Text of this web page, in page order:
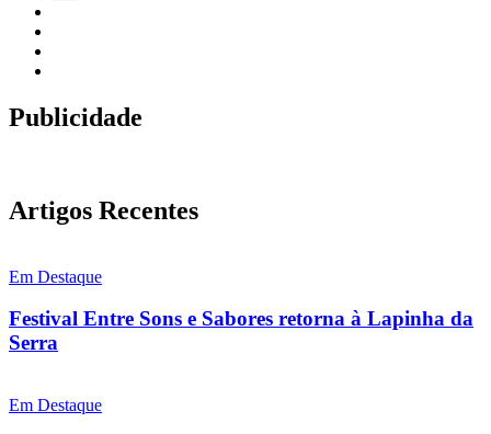
Publicidade
Artigos Recentes
Em Destaque
Festival Entre Sons e Sabores retorna à Lapinha da
Serra
Em Destaque